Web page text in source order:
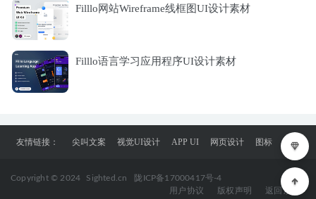
Filllo网站Wireframe线框图UI设计素材
Filllo语言学习应用程序UI设计素材
友情链接： 尖叫文案 视觉UI设计 APP UI 网页设计 图标
Copyright © 2024 Sighted.cn
陇ICP备17000417号-4
用户协议
版权声明 返回顶部